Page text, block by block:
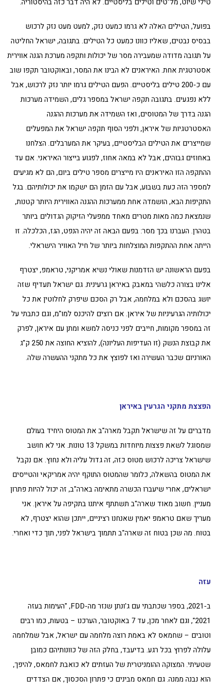
בפועל, הטילים האלה לא גרמו כמעט נזק, למעט מעט נזק לרכוש
בבסיס נבטים, שאליו כוונו כמעט כל הטילים. בתגובה, ישראל החליטה
על תגובה מדודה שמעבירה מסר של יכולות ותקפה מערכת הגנה אווירית
אסטרטגית אחת. האיראנים לא הבינו את המסר, ובאוקטובר תקפו שוב
עם כ-200 טילים בליסטיים. הפעם הטילים גרמו יותר נזק לרכוש, אבל
ללא נפגעים. בתגובה תקפה ישראל במספר גלים, השמידה מערכות
הגנה בדרך של המטוסים, ואז השמידה את מערכות ההגנה
האסטרטגיות של איראן, ולפני הסוף תקפה ישראל את המפעלים
שמייצרים את הטילים הבליסטיים, בעיקר את המערבלים. הצלחנו
באחוזים גבוהים, אבל לא במאה אחוז, לפגוע בייצור האיראני. אם עד
ההתקפה הזו האיראנים היו מייצרים מספר טילים ביום, הם לא מגיעים
למספר הזה כעת בשבוע, אבל עם הזמן הם ישקמו את יכולותיהם. בגל
התקיפות הבא, הושמדה אחת ממערכות ההגנה האווירית היותר קטנות,
שנמצאת כמה מאות מטרים מאחד ממפעלי הזיקוק הגדולים ביותר
בטהרן. העברנו בכך מסר: בפעם הבאה זה יהיה הנפט, הגז, הכלכלה. זו
הייתה אחת ההתקפות המוצלחות ביותר של חיל האוויר הישראלי.
בפעם הראשונה יש הזדמנות שאולי נשיא אמריקני, טראמפ, יצטרף
אלינו בצורה כלשהי במאבק באיראן גרעינית. גם ישראל תעדיף שזה
יושג בהסכם ולא במלחמה, אבל רק הסכם שיפרק לחלוטין את כל
יכולותיה הגרעיניות של איראן. אם רוצים להיכנס למו"מ, וגם כתבתי על
זה במספר מקומות, חייבים לפני כניסה למשא ומתן עם איראן, לפרק
את קבוצת הנשק (זו העדיפות העליונה), להוציא החוצה את 250 ק"ג
האורניום שכבר העשירה ואז לפוצץ את כל מתקני ההעשרה שלה.
הפצצת מתקני הגרעין באיראן
מדברים על זה שישראל תקבל מארה"ב את המטוס היחיד בעולם
שמסוגל לשאת פצצות מיוחדות במשקל 13 טונות. אני לא חושב
שישראל צריכה לרכוש מטוס כזה, זה גדול עליה ולא נחוץ. אם נקבל
את המטוס בהשאלה, כלומר שהמטוס התוקף יהיה אמריקאי והטייסים
ישראלים, אחרי שיעברו הכשרה מתאימה בארה"ב, זה יכול להיות פתרון
מעניין. חשוב מאוד שארה"ב תשתתף איתנו בתקיפה על איראן. אני
מעריך שאם טראמפ יאמין שאנחנו רציניים, ייתכן שהוא יצטרף, לא
בטוח. מה שכן בטוח זה שארה"ב תתמוך בישראל לפני, תוך כדי ואחרי.
עזה
ב-2021, בספר שכתבתי עם ג'ונתן שנזר מה-FDD, "העימות בעזה
2021", וגם לאחר מכן, עד 7 באוקטובר, הערכנו – בטעות, כמו רבים
וטובים – שחמאס לא באמת רוצה מלחמה עם ישראל, אבל שמלחמה
עלולה לפרוץ בכל רגע. בדיעבד, בחלק הזה של כוונותיהם כמובן
שטעיתי. המצוקה ההומניטרית של העזתים לא כואבת לחמאס, להיפך,
הוא נבנה ממנה. גם חמאס מבינים כי פתרון הסכסוך, אם הצדדים